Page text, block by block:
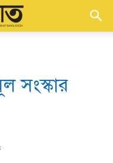
সংস্কার